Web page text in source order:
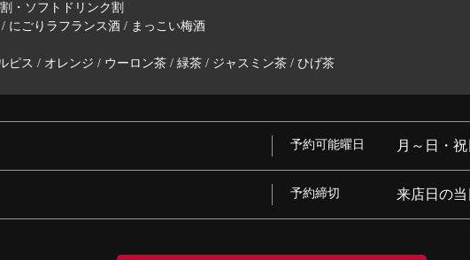
・ソフトドリンク割
ごりラフランス酒 / まっこい梅酒
ス / オレンジ / ウーロン茶 / 緑茶 / ジャスミン茶 / ひげ茶
予約可能曜日 月～日・
予約締切 来店日の